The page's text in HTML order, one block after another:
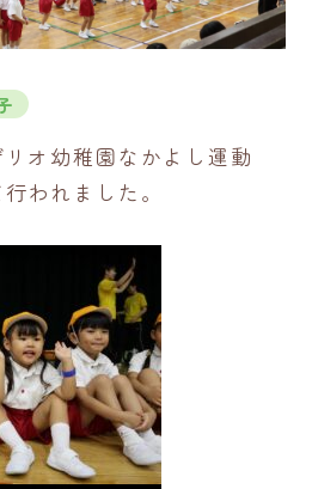
オ幼稚園なかよし運動
われました。